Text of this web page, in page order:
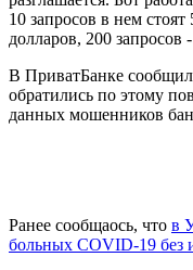
10 запросов в нем
долларов, 200 запросов
В ПриватБанке
обратились по этому
данных мошенников
Ранее сообщаось, что в
больных COVID-19 без